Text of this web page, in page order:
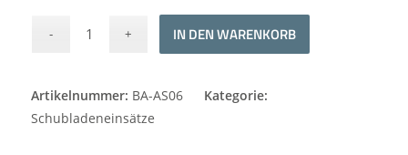
IN DEN WARENKORB
Artikelnummer: BA-AS06
Kategorie:
Schubladeneinsätze